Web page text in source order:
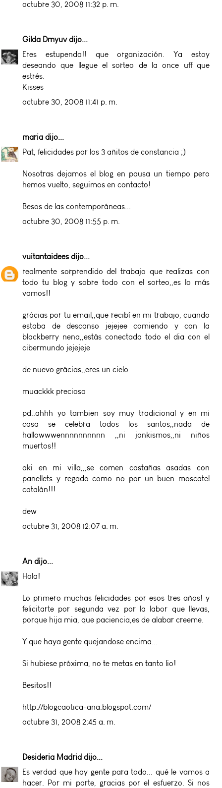
octubre 30, 2008 11:32 p. m.
Gilda Dmyuvdijo...
Eres estupenda!! que organización. Ya estoy
deseando que llegue el sorteo de la once uff que
estrés.
Kisses
octubre 30, 2008 11:41 p. m.
maria dijo...
Pat, felicidades por los 3 añitos de constancia ;)
Nosotras dejamos el blog en pausa un tiempo pero
hemos vuelto, seguimos en contacto!
Besos de las contemporáneas...
octubre 30, 2008 11:55 p. m.
vuitantaidees dijo...
realmente sorprendido del trabajo que realizas con
todo tu blog y sobre todo con el sorteo,,es lo más
vamos!!
grácias por tu email,,que recibí en mi trabajo, cuando
estaba de descanso jejejee comiendo y con la
blackberry nena,,estás conectada todo el dia con el
cibermundo jejejeje
de nuevo grácias,,eres un cielo
muackkk preciosa
pd..ahhh yo tambien soy muy tradicional y en mi
casa se celebra todos los santos,,nada de
hallowwwennnnnnnnnn ,,ni jankismos,,ni niños
muertos!!
aki en mi villa,,,se comen castañas asadas con
panellets y regado como no por un buen moscatel
catalán!!!
dew
octubre 31, 2008 12:07 a. m.
An dijo...
Hola!
Lo primero muchas felicidades por esos tres años! y
felicitarte por segunda vez por la labor que llevas,
porque hija mia, que paciencia,es de alabar creeme.
Y que haya gente quejandose encima...
Si hubiese próxima, no te metas en tanto lio!
Besitos!!
http://blogcaotica-ana.blogspot.com/
octubre 31, 2008 2:45 a. m.
Desideria Madrid dijo...
Es verdad que hay gente para todo... qué le vamos a
hacer. Por mi parte, gracias por el esfuerzo. Si nos